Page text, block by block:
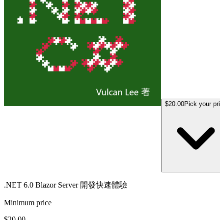
$20.00Pick your
.NET 6.0 Blazor Server 開發快速體驗
Minimum price